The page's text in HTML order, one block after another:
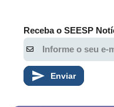
APRESENTAÇÃO
Receba o SEESP
Enviar